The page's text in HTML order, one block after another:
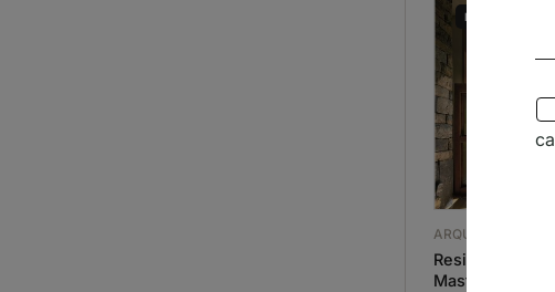
ESGOTADO
ARQUITECTURA
Residential
Masterpieces 33